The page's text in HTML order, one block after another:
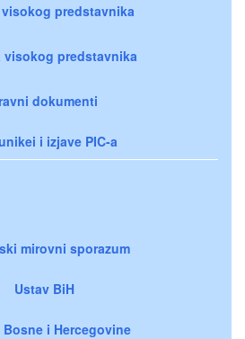
predstavnika
visokog predstavnika
dokumenti
i izjave PIC-a
mirovni sporazum
Ustav BiH
i Hercegovine